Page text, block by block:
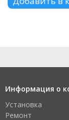
Информация о
Установка
Ремонт